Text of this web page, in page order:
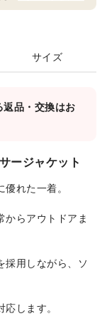
サイズ
品・交換はお
ージャケット
れた一着。
からアウトドアま
採用しながら、ソ
します。